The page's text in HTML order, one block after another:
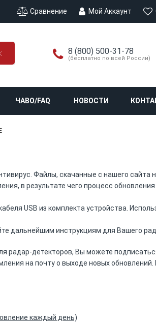
Сравнение Мой Аккаунт
8 (800) 500-31-78
(бесплатно по всей России)
ЧАВО/FAQ НОВОСТИ
Файлы, скачанные с нашего сайта
в результате чего процесс
USB из комплекта устройства.
дальнейшим инструкциям для Вашего
радар-детекторов, Вы можете
на почту о выходе новых
каждый день)